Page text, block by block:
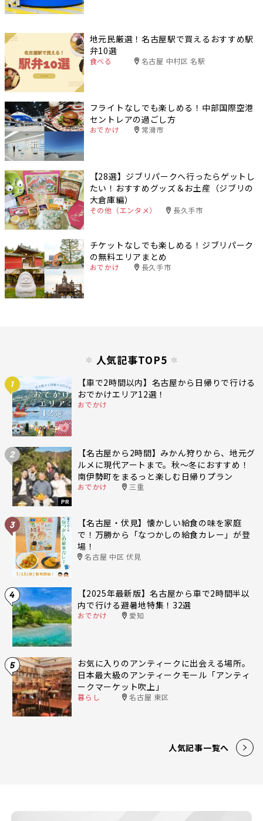
地元民厳選！名古屋駅で買えるおすすめ駅
弁10選
食べる 名古屋 中村区 名駅
フライトなしでも楽しめる！中部国際空港
セントレアの過ごし方
おでかけ 常滑市
【28選】ジブリパークへ行ったらゲットし
たい！おすすめグッズ＆お土産（ジブリの
大倉庫編）
その他（エンタメ） 長久手市
チケットなしでも楽しめる！ジブリパーク
の無料エリアまとめ
おでかけ 長久手市
人気記事TOP5
1
【車で2時間以内】名古屋から日帰りで行ける
おでかけエリア12選！
おでかけ
2
PR
【名古屋から2時間】みかん狩りから、地元グ
ルメに現代アートまで。秋〜冬におすすめ！
南伊勢町をまるっと楽しむ日帰りプラン
おでかけ 三重
3
【名古屋・伏見】懐かしい給食の味を家庭
で！万勝から「なつかしの給食カレー」が登
場！
名古屋 中区 伏見
4
【2025年最新版】名古屋から車で2時間半以
内で行ける避暑地特集！32選
おでかけ 愛知
5
お気に入りのアンティークに出会える場所。
日本最大級のアンティークモール「アンティ
ークマーケット吹上」
暮らし 名古屋 東区
人気記事一覧へ